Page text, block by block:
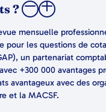
?
mensuelle
pour les questions de
un partenariat
+300 000 avantages
avantageux avec des
et la MACSF.